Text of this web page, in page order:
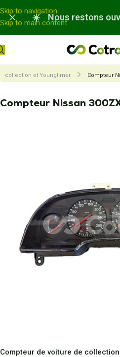
Panneau de gestion des cookies
Skip to navigation
Skip to main content
☀️ Nous restons
Accueil Nos réparations
collection et Youngtimer
Compteur
Compteur Nissan
Compteur de voiture de